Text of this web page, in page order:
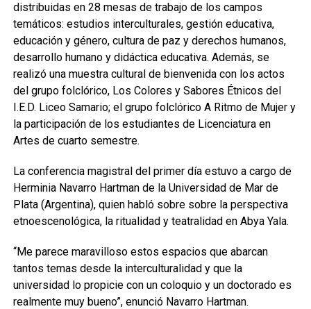
distribuidas en 28 mesas de trabajo de los campos
temáticos: estudios interculturales, gestión educativa,
educación y género, cultura de paz y derechos humanos,
desarrollo humano y didáctica educativa. Además, se
realizó una muestra cultural de bienvenida con los actos
del grupo folclórico, Los Colores y Sabores Étnicos del
I.E.D. Liceo Samario; el grupo folclórico A Ritmo de Mujer y
la participación de los estudiantes de Licenciatura en
Artes de cuarto semestre.
La conferencia magistral del primer día estuvo a cargo de
Herminia Navarro Hartman de la Universidad de Mar de
Plata (Argentina), quien habló sobre sobre la perspectiva
etnoescenológica, la ritualidad y teatralidad en Abya Yala.
“Me parece maravilloso estos espacios que abarcan
tantos temas desde la interculturalidad y que la
universidad lo propicie con un coloquio y un doctorado es
realmente muy bueno”, enunció Navarro Hartman.